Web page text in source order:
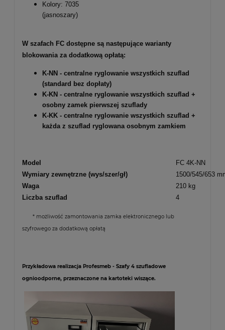
Kolory: 7035
(jasnoszary)
W szafach FC dostępne są następujące warianty
blokowania za dodatkową opłatą:
K-NN - centralne ryglowanie wszystkich szuflad
(standard bez dopłaty)
K-KN - centralne ryglowanie wszystkich szuflad +
osobny zamek pierwszej szuflady
K-KK - centralne ryglowanie wszystkich szuflad +
każda z szuflad ryglowana osobnym zamkiem
Model
FC 4K-NN
Wymiary zewnętrzne (wys/szer/gł)
1500/545/653
Waga
210 kg
Liczba szuflad
4
* możliwość zamontowania zamka elektronicznego lub
szyfrowego za dodatkową opłatą
Przykładowa realizacja Profesmeb - Szafy 4 szufladowe
ognioodporne, przeznaczone na kartoteki wiszące.